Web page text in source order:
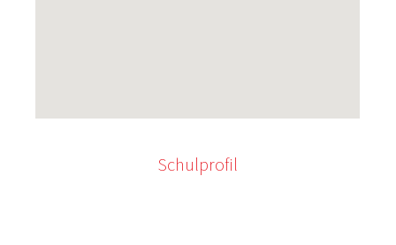
Schulprofil